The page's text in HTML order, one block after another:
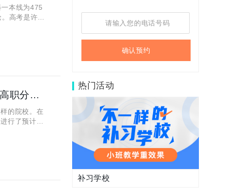
本线为475
高考是许多
陕西省近几年高考录取分数线汇总 陕西历年本一本二高职分数线
的院校。在
行了预计和
确认预约
热门活动
补习学校